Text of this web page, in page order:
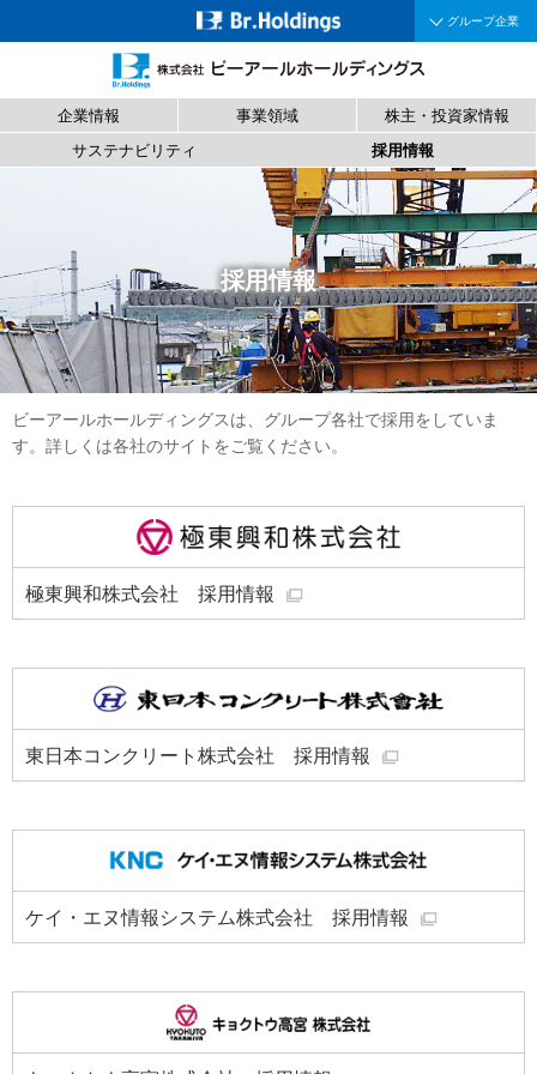
グループ企業
企業情報 事業領域
株主・投資家情報
サステナビリティ
採用情報
採用情報
ビーアールホールディングスは、グループ各社で採用をしていま
す。詳しくは各社のサイトをご覧ください。
極東興和株式会社 採用情報
東日本コンクリート株式会社 採用情報
ケイ・エヌ情報システム株式会社 採用情報